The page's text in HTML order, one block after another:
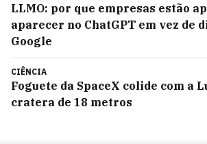
LLMO: por que empresas estão
aparecer no ChatGPT em vez de
Google
CIÊNCIA
Foguete da SpaceX colide com a
cratera de 18 metros